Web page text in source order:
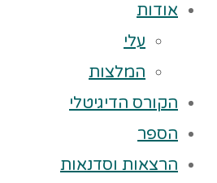
אודות
עלי
המלצות
הקורס הדיגיטלי
הספר
הרצאות וסדנאות